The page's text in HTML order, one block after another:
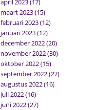
april 2023(17)
maart 2023(15)
februari 2023(12)
januari 2023(12)
december 2022(20)
november 2022(30)
oktober 2022(15)
september 2022(27)
augustus 2022(16)
juli 2022(16)
juni 2022(27)